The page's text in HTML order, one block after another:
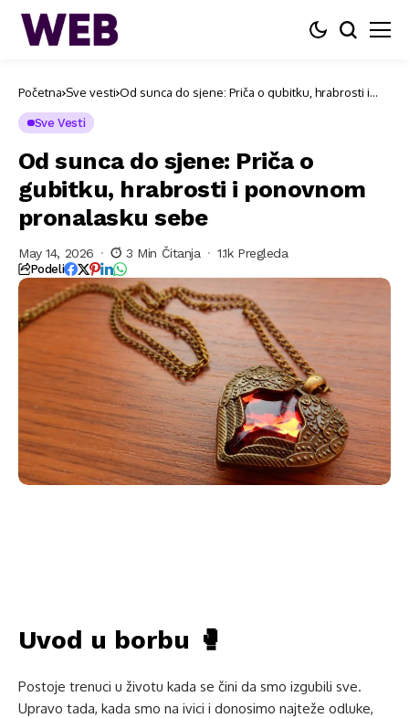
Početna Sve vesti Od sunca do sjene: Priča o gubitku, hrabrosti i
Sve Vesti
Od sunca do sjene: Priča o
gubitku, hrabrosti i ponovnom
pronalasku sebe
May 14, 2026 3 Min Čitanja 1.1k Pregleda
Podeli
Uvod u borbu 🥊
Postoje trenuci u životu kada se čini da smo izgubili sve.
Upravo tada, kada smo na ivici i donosimo najteže odluke,